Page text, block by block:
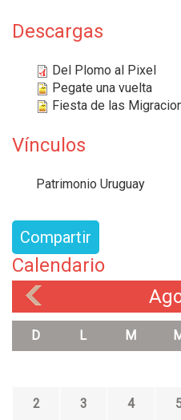
Descargas
Del Plomo al Pixel
Pegate una vuelta
Fiesta de las
Vínculos
Patrimonio Uruguay
Compartir
Calendario
D L M
2 3 4